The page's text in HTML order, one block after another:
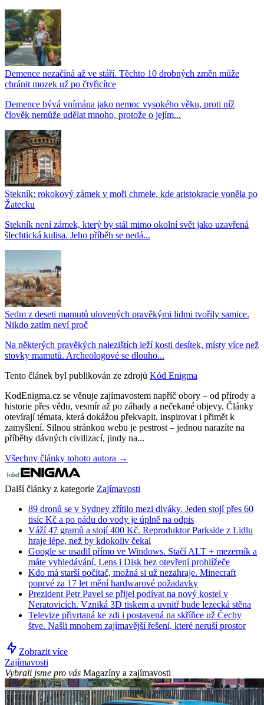
Demence nezačíná až ve stáří. Těchto 10 drobných změn může
chránit mozek už po čtyřicítce
Demence bývá vnímána jako nemoc vysokého věku, proti níž
člověk nemůže udělat mnoho, protože o jejím...
Stekník: rokokový zámek v moři chmele, kde aristokracie voněla po
Žatecku
Stekník není zámek, který by stál mimo okolní svět jako uzavřená
šlechtická kulisa. Jeho příběh se nedá...
Sedm z deseti mamutů ulovených pravěkými lidmi tvořily samice.
Nikdo zatím neví proč
Na některých pravěkých nalezištích leží kosti desítek, místy více než
stovky mamutů. Archeologové se dlouho...
Tento článek byl publikován ze zdrojů Kód Enigma
KodEnigma.cz se věnuje zajímavostem napříč obory – od přírody a
historie přes vědu, vesmír až po záhady a nečekané objevy. Články
otevírají témata, která dokážou překvapit, inspirovat i přimět k
zamyšlení. Silnou stránkou webu je pestrost – jednou narazíte na
příběhy dávných civilizací, jindy na...
Všechny články tohoto autora →
Další články z kategorie Zajímavosti
89 dronů se v Sydney zřítilo mezi diváky. Jeden stojí přes 60
tisíc Kč a po pádu do vody je úplně na odpis
Váží 47 gramů a stojí 400 Kč. Reproduktor Parkside z Lidlu
hraje lépe, než by kdokoliv čekal
Google se usadil přímo ve Windows. Stačí ALT + mezerník a
máte vyhledávání, Lens i Disk bez otevření prohlížeče
Kdo má starší počítač, možná si už nezahraje. Minecraft
poprvé za 17 let mění hardwarové požadavky
Prezident Petr Pavel se přijel podívat na nový kostel v
Neratovicích. Vzniká 3D tiskem a uvnitř bude lezecká stěna
Televize přivrtaná ke zdi i postavená na skříňce už Čechy
štve. Našli mnohem zajímavější řešení, které neruší prostor
Zobrazit více
Zajímavosti
Vybrali jsme pro vás Magazíny a zajímavosti